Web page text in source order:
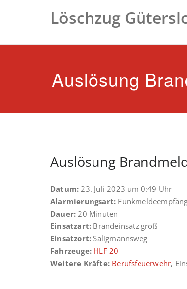
Löschzug
Auslösung
Auslösung
Datum: 23. Juli 2023 um 0:49 Uhr
Alarmierungsart:
Dauer: 20 Minuten
Einsatzart: Brandeinsatz groß
Einsatzort: Saligmannsweg
Fahrzeuge: HLF 20
Weitere Kräfte: Berufsfeuerwehr,